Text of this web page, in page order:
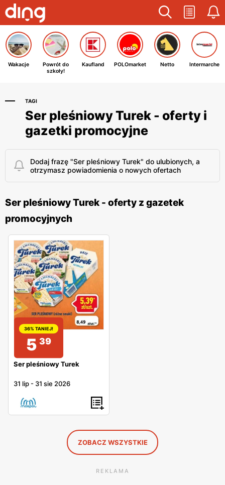
Wakacje
Powrót do
szkoły!
Kaufland POLOmarket Netto Intermarche
TAGI
Ser pleśniowy Turek - oferty i
gazetki promocyjne
Dodaj frazę "Ser pleśniowy Turek" do ulubionych, a
otrzymasz powiadomienia o nowych ofertach
Ser pleśniowy Turek - oferty z gazetek
promocyjnych
36% TANIEJ!
5 39
Ser pleśniowy Turek
31 lip - 31 sie 2026
ZOBACZ WSZYSTKIE
REKLAMA